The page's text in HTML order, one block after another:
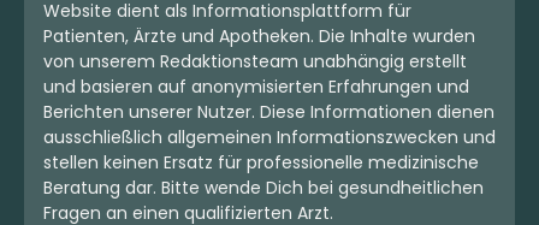
Website dient als Informationsplattform für
Patienten, Ärzte und Apotheken. Die Inhalte wurden
von unserem Redaktionsteam unabhängig erstellt
und basieren auf anonymisierten Erfahrungen und
Berichten unserer Nutzer. Diese Informationen dienen
ausschließlich allgemeinen Informationszwecken und
stellen keinen Ersatz für professionelle medizinische
Beratung dar. Bitte wende Dich bei gesundheitlichen
Fragen an einen qualifizierten Arzt.